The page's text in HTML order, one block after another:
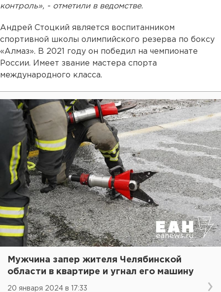
контроль», - отметили в ведомстве.
Андрей Стоцкий является воспитанником
спортивной школы олимпийского резерва по боксу
«Алмаз». В 2021 году он победил на чемпионате
России. Имеет звание мастера спорта
международного класса.
Мужчина запер жителя Челябинской
области в квартире и угнал его машину
20 января 2024 в 17:33